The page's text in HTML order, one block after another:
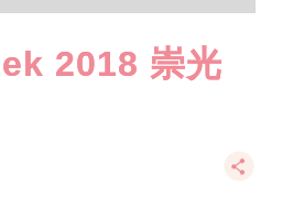
2018 崇光